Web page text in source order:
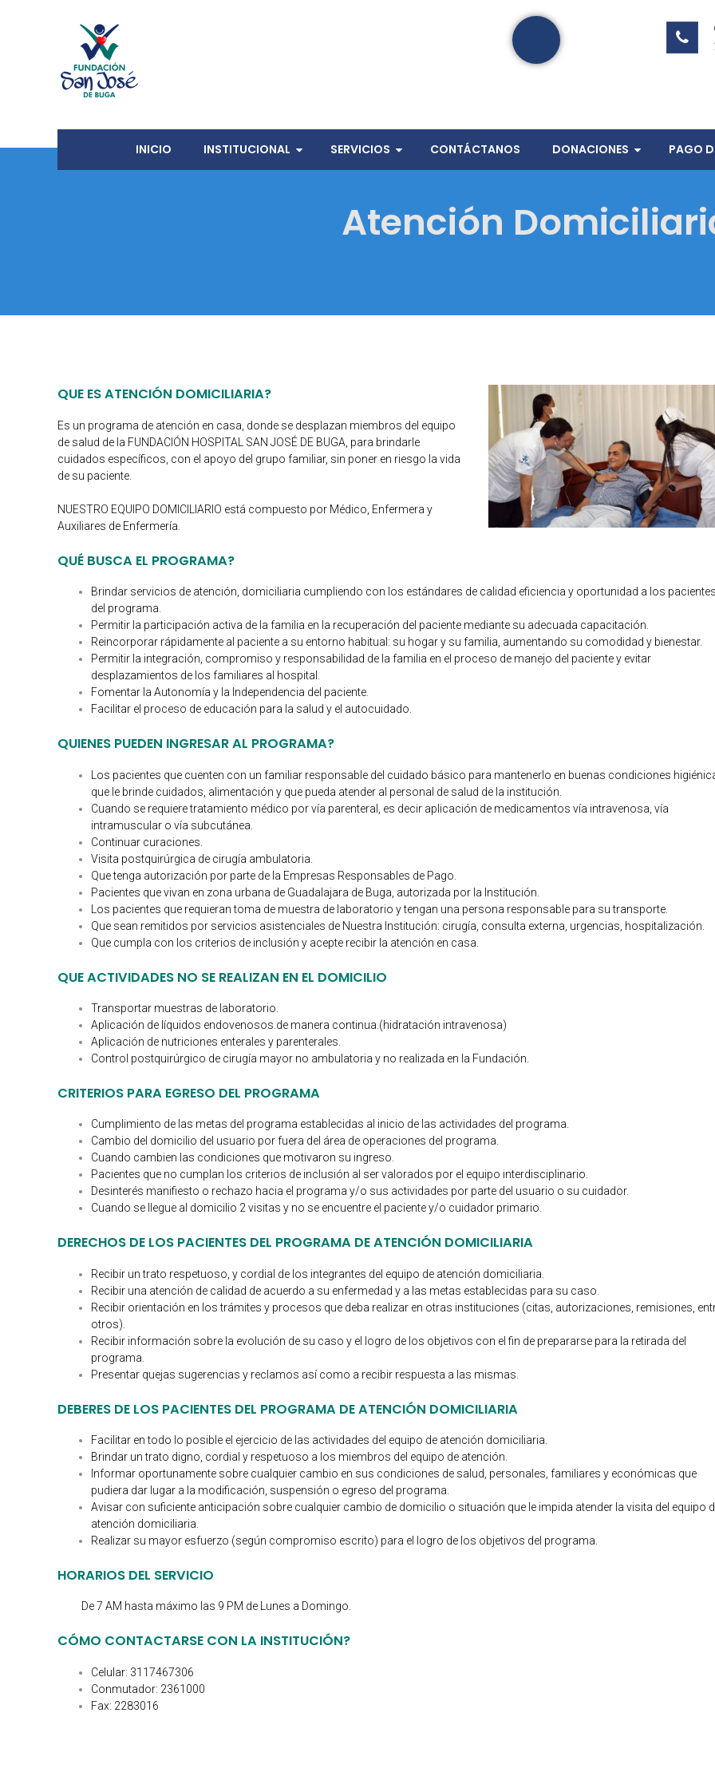
INICIO INSTITUCIONAL SERVICIOS CONTÁCTANOS DONACIONES PAGO
Atención
QUE ES ATENCIÓN DOMICILIARIA?
Es un programa de atención en casa, donde se desplazan miembros del equipo
de salud de la FUNDACIÓN HOSPITAL SAN JOSÉ DE BUGA, para brindarle
cuidados específicos, con el apoyo del grupo familiar, sin poner en riesgo la vida
de su paciente.
NUESTRO EQUIPO DOMICILIARIO está compuesto por Médico, Enfermera y
Auxiliares de Enfermería.
QUÉ BUSCA EL PROGRAMA?
Brindar servicios de atención, domiciliaria cumpliendo con los estándares de calidad eficiencia y oportunidad a los
del programa.
Permitir la participación activa de la familia en la recuperación del paciente mediante su adecuada capacitación.
Reincorporar rápidamente al paciente a su entorno habitual: su hogar y su familia, aumentando su comodidad y bienestar.
Permitir la integración, compromiso y responsabilidad de la familia en el proceso de manejo del paciente y evitar
desplazamientos de los familiares al hospital.
Fomentar la Autonomía y la Independencia del paciente.
Facilitar el proceso de educación para la salud y el autocuidado.
QUIENES PUEDEN INGRESAR AL PROGRAMA?
Los pacientes que cuenten con un familiar responsable del cuidado básico para mantenerlo en buenas condiciones
que le brinde cuidados, alimentación y que pueda atender al personal de salud de la institución.
Cuando se requiere tratamiento médico por vía parenteral, es decir aplicación de medicamentos vía intravenosa, vía
intramuscular o vía subcutánea.
Continuar curaciones.
Visita postquirúrgica de cirugía ambulatoria.
Que tenga autorización por parte de la Empresas Responsables de Pago.
Pacientes que vivan en zona urbana de Guadalajara de Buga, autorizada por la Institución.
Los pacientes que requieran toma de muestra de laboratorio y tengan una persona responsable para su transporte.
Que sean remitidos por servicios asistenciales de Nuestra Institución: cirugía, consulta externa, urgencias, hospitalización.
Que cumpla con los criterios de inclusión y acepte recibir la atención en casa.
QUE ACTIVIDADES NO SE REALIZAN EN EL DOMICILIO
Transportar muestras de laboratorio.
Aplicación de líquidos endovenosos.de manera continua.(hidratación intravenosa)
Aplicación de nutriciones enterales y parenterales.
Control postquirúrgico de cirugía mayor no ambulatoria y no realizada en la Fundación.
CRITERIOS PARA EGRESO DEL PROGRAMA
Cumplimiento de las metas del programa establecidas al inicio de las actividades del programa.
Cambio del domicilio del usuario por fuera del área de operaciones del programa.
Cuando cambien las condiciones que motivaron su ingreso.
Pacientes que no cumplan los criterios de inclusión al ser valorados por el equipo interdisciplinario.
Desinterés manifiesto o rechazo hacia el programa y/o sus actividades por parte del usuario o su cuidador.
Cuando se llegue al domicilio 2 visitas y no se encuentre el paciente y/o cuidador primario.
DERECHOS DE LOS PACIENTES DEL PROGRAMA DE ATENCIÓN DOMICILIARIA
Recibir un trato respetuoso, y cordial de los integrantes del equipo de atención domiciliaria.
Recibir una atención de calidad de acuerdo a su enfermedad y a las metas establecidas para su caso.
Recibir orientación en los trámites y procesos que deba realizar en otras instituciones (citas, autorizaciones, remisiones,
otros).
Recibir información sobre la evolución de su caso y el logro de los objetivos con el fin de prepararse para la retirada del
programa.
Presentar quejas sugerencias y reclamos así como a recibir respuesta a las mismas.
DEBERES DE LOS PACIENTES DEL PROGRAMA DE ATENCIÓN DOMICILIARIA
Facilitar en todo lo posible el ejercicio de las actividades del equipo de atención domiciliaria.
Brindar un trato digno, cordial y respetuoso a los miembros del equipo de atención.
Informar oportunamente sobre cualquier cambio en sus condiciones de salud, personales, familiares y económicas que
pudiera dar lugar a la modificación, suspensión o egreso del programa.
Avisar con suficiente anticipación sobre cualquier cambio de domicilio o situación que le impida atender la visita del equipo
atención domiciliaria.
Realizar su mayor esfuerzo (según compromiso escrito) para el logro de los objetivos del programa.
HORARIOS DEL SERVICIO
De 7 AM hasta máximo las 9 PM de Lunes a Domingo.
CÓMO CONTACTARSE CON LA INSTITUCIÓN?
Celular: 3117467306
Conmutador: 2361000
Fax: 2283016